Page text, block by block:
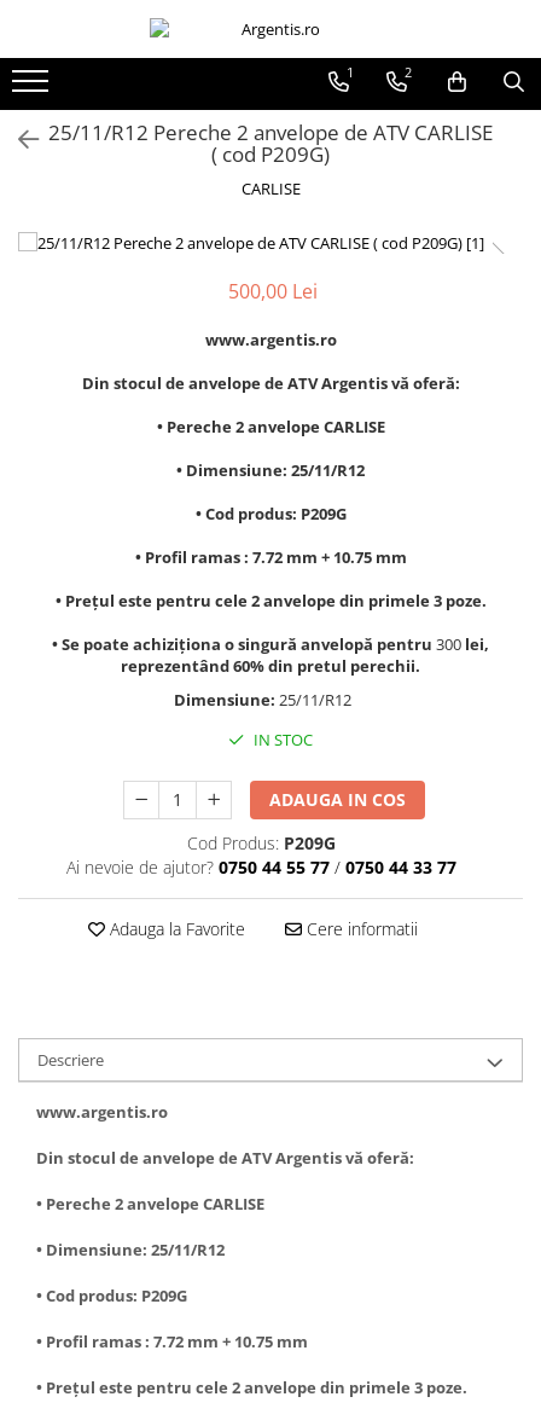
1 2
25/11/R12 Pereche 2 anvelope de ATV CARLISE
( cod P209G)
CARLISE
500,00 Lei
www.argentis.ro
Din stocul de anvelope de ATV Argentis vă oferă:
• Pereche 2 anvelope CARLISE
• Dimensiune: 25/11/R12
• Cod produs: P209G
• Profil ramas : 7.72 mm + 10.75 mm
• Prețul este pentru cele 2 anvelope din primele 3 poze.
• Se poate achiziționa o singură anvelopă pentru 300 lei,
reprezentând 60% din pretul perechii.
Dimensiune: 25/11/R12
IN STOC
ADAUGA IN COS
Cod Produs: P209G
Ai nevoie de ajutor? 0750 44 55 77 / 0750 44 33 77
Adauga la Favorite Cere informatii
Descriere
www.argentis.ro
Din stocul de anvelope de ATV Argentis vă oferă:
• Pereche 2 anvelope CARLISE
• Dimensiune: 25/11/R12
• Cod produs: P209G
• Profil ramas : 7.72 mm + 10.75 mm
• Prețul este pentru cele 2 anvelope din primele 3 poze.